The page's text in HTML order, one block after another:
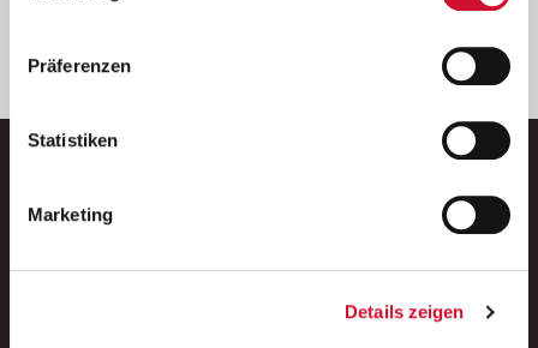
Sie der Speicherung sämtlicher Cookies zu. Sie können
Ihre Einwilligung selbstverständlich jederzeit widerrufen,
indem Sie die Cookie-Einstellungen aufrufen und diese
unserer
Präferenzen
Statistiken
Marketing
Details zeigen